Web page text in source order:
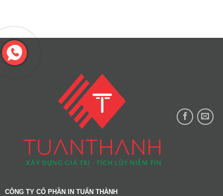
CÔNG TY CỔ PHẦN IN TUẤN THÀNH